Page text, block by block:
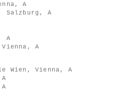
A
Salzburg, A
A
A
Wien, Vienna, A